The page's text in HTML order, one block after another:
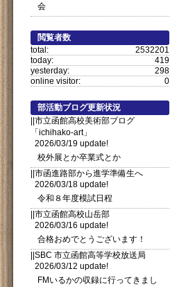
会
閲覧者数
2532201
total:
419
today:
298
yesterday:
0
online visitor:
部活動ブログ更新状況
||市立函館高校美術部ブログ
「ichihako-art」
2026/03/19 update!
校外展とか卒業式とか
||市函進路部から進学準備生へ
2026/03/18 update!
令和８年度模試日程
||市立函館高校山岳部
2026/03/16 update!
合格おめでとうございます！
||SBC 市立函館高等学校放送局
2026/03/12 update!
FMいるかの収録に行ってきまし